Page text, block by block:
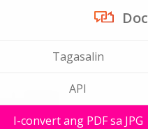
Doc
Tagasalin
API
I-convert ang PDF sa JPG